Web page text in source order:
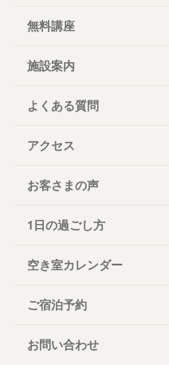
無料講座
施設案内
よくある質問
アクセス
お客さまの声
1日の過ごし方
空き室カレンダー
ご宿泊予約
お問い合わせ